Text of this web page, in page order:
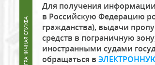
Для получения
в Российскую Федерацию
гражданства), выдачи
средств в пограничную
иностранными судами
обращаться в